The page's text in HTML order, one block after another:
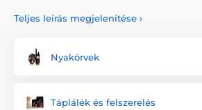
A kutyák oktatásához a Num´Axes
kedvence számára a legmegfelelőbb
tökéletesen reagál a felhasználók
tartoznak: CANIFUGUE, CANICOM,
Teljes leírás megjelenítése ›
Nyakörvek
Táplálék és felszerelés